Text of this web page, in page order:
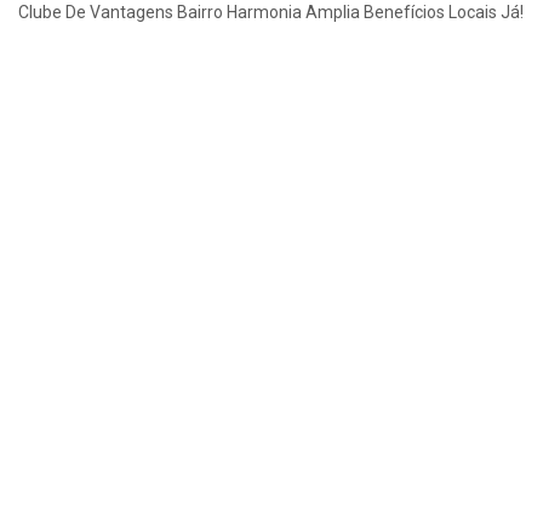
Clube De Vantagens Bairro Harmonia Amplia Benefícios Locais Já!